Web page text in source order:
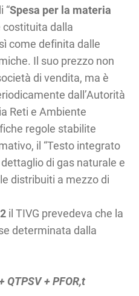
“Spesa per la materia
costituita dalla
come definita dalle
Il suo prezzo non
di vendita, ma è
dall’Autorità
Reti e Ambiente
regole stabilite
il “Testo integrato
di gas naturale e
distribuiti a mezzo di
il TIVG prevedeva che la
determinata dalla
QTPSV + PFOR,t